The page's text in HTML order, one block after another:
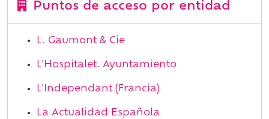
Puntos de acceso por entidad
L. Gaumont & Cie
L'Hospitalet. Ayuntamiento
L'Independant (Francia)
La Actualidad Española